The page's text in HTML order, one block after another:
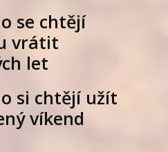
se chtějí
vrátit
let
si chtějí užít
víkend